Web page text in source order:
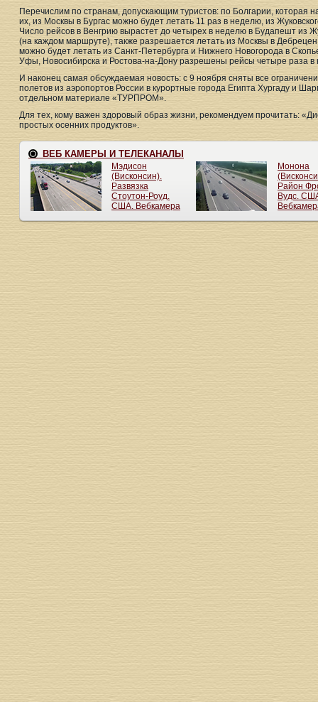
Перечислим по странам, допускающим туристов: по Болгарии, которая
их, из Москвы в Бургас можно будет летать 11 раз в неделю, из
Число рейсов в Венгрию вырастет до четырех в неделю в Будапешт из
(на каждом маршруте), также разрешается летать из Москвы в
можно будет летать из Санкт-Петербурга и Нижнего Новогорода в
Уфы, Новосибирска и Ростова-на-Дону разрешены рейсы четыре раза
И наконец самая обсуждаемая новость: с 9 ноября сняты все
полетов из аэропортов России в курортные города Египта Хургаду и
отдельном материале «ТУРПРОМ».
Для тех, кому важен здоровый образ жизни, рекомендуем прочитать:
простых осенних продуктов».